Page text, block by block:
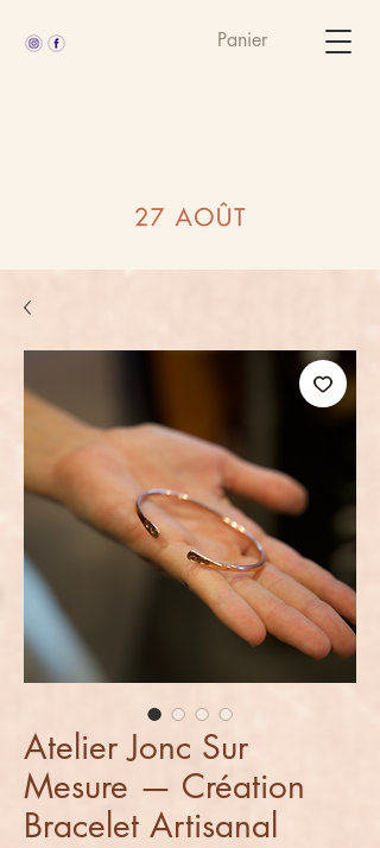
Panier
Atelier Jonc Sur
Mesure — Création
Bracelet Artisanal